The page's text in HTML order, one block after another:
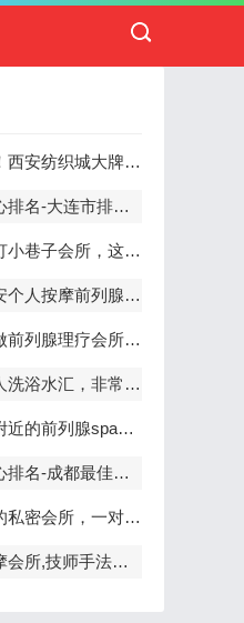
英男子会馆.让你不负此行（新项目)）
排名前十的洗浴中心盘点
所，这里您来了就不想走
人养生馆，体验一次最舒心的感受
摩按得特别舒服，放松减压的好地方
非常值得推荐的一个休闲场所
生馆，刚体验完就忍不住分享出来
最佳洗浴中心TOP10排名
一服务，保证给你带来绝佳体验
法专业，休闲度假的好去处